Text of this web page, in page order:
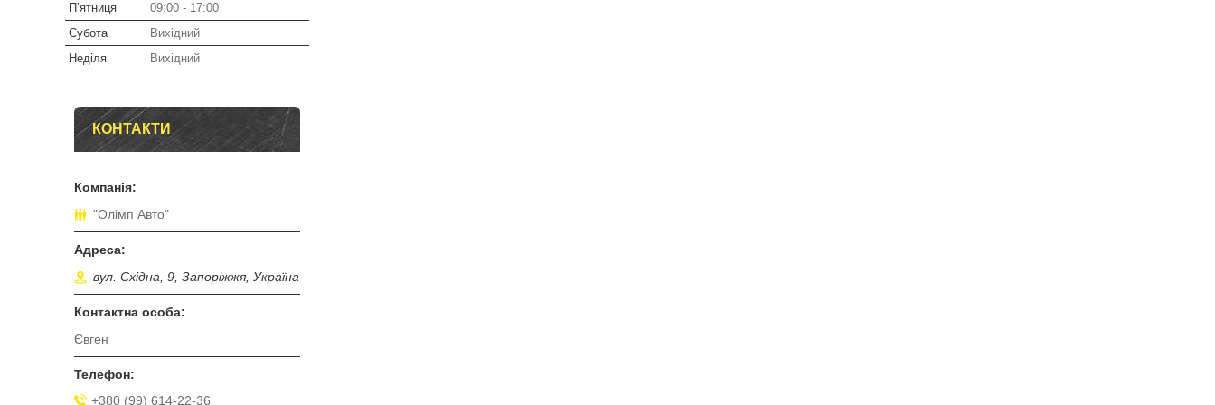
Пʼятниця
09:00
17:00
Субота
Вихідний
Неділя
Вихідний
КОНТАКТИ
"Олімп Авто"
вул. Східна, 9, Запоріжжя, Україна
Євген
+380 (99) 614-22-36